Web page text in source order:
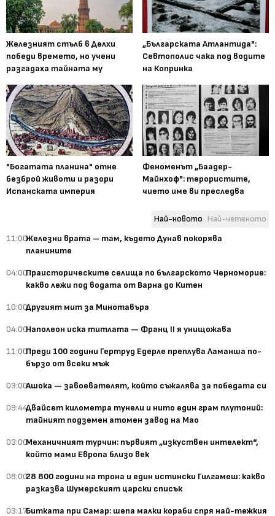
Железният стълб в Делхи
победи времето, но учени
разгадаха тайната му
„Българската Атлантида":
Севтополис чака под водите
на Копринка
"Богатата планина" отне
безброй животи и разори
Испанската империя
Феноменът „Баадер-
Майнхоф": терористите,
чието име ви преследва
Най-новото Най-четеното
11:00Железни врата – там, където Дунав покорява
планините
04:00Праисторическите селища по българското Черноморие:
какво лежи под водата от Варна до Китен
10:00Другият мит за Минотавъра
04:00Наполеон иска титлата — Франц II я унищожава
11:00Преди 100 години Гертруд Едерле преплува Ламанша по-
бързо от всеки мъж
03:00Ашока — завоевателят, който съжалява за победата си
09:44Двайсет километра тунели и нито един грам плутоний:
тайният подземен атомен завод на Мао
03:00Механичният турчин: първият „изкуствен интелект“,
който мами Европа близо век
08:0028 800 години на трона и един истински Гилгамеш: какво
разказва Шумерският царски списък
03:17Битката при Самар: шепа малки кораби спря най-тежкия